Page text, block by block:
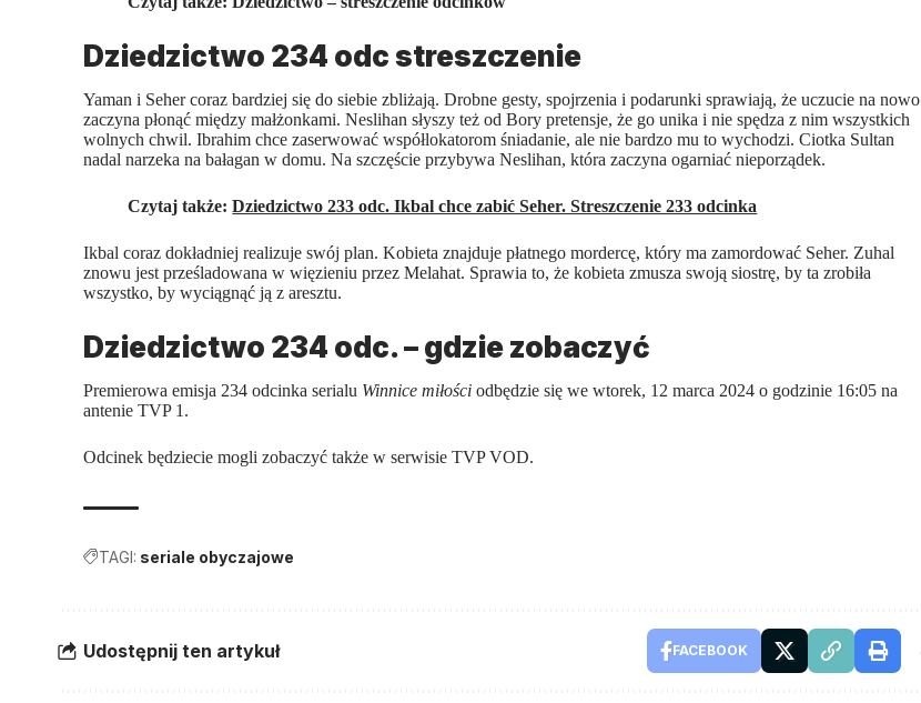
Dziedzictwo 234 odc streszczenie
Yaman i Seher coraz bardziej się do siebie zbliżają. Drobne gesty, spojrzenia i podarunki sprawiają, że uczucie na nowo
zaczyna płonąć między małżonkami. Neslihan słyszy też od Bory pretensje, że go unika i nie spędza z nim wszystkich
wolnych chwil. Ibrahim chce zaserwować współlokatorom śniadanie, ale nie bardzo mu to wychodzi. Ciotka Sultan
nadal narzeka na bałagan w domu. Na szczęście przybywa Neslihan, która zaczyna ogarniać nieporządek.
Czytaj także:Dziedzictwo 233 odc. Ikbal chce zabić Seher. Streszczenie 233 odcinka
Ikbal coraz dokładniej realizuje swój plan. Kobieta znajduje płatnego mordercę, który ma zamordować Seher. Zuhal
znowu jest prześladowana w więzieniu przez Melahat. Sprawia to, że kobieta zmusza swoją siostrę, by ta zrobiła
wszystko, by wyciągnąć ją z aresztu.
Dziedzictwo 234 odc. – gdzie zobaczyć
Premierowa emisja 234 odcinka serialu Winnice miłości odbędzie się we wtorek, 12 marca 2024 o godzinie 16:05 na
antenie TVP 1.
Odcinek będziecie mogli zobaczyć także w serwisie TVP VOD.
TAGI: seriale obyczajowe
Udostępnij ten artykuł FACEBOOK